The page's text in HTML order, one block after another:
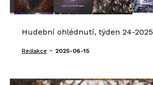
Hudební ohlédnutí, týden 24-2025
Redakce - 2025-06-15